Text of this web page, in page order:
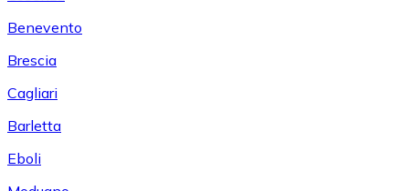
Benevento
Brescia
Cagliari
Barletta
Eboli